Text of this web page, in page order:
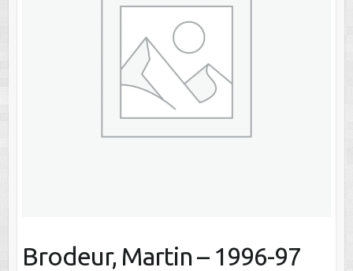
Brodeur, Martin – 1996-97